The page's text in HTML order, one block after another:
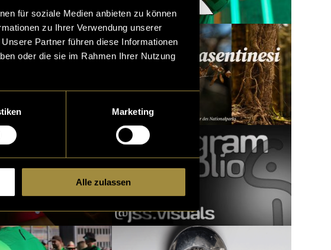
für soziale Medien anbieten zu können
zu Ihrer Verwendung unserer
Partner führen diese Informationen
oder die sie im Rahmen Ihrer Nutzung
Marketing
Alle zulassen